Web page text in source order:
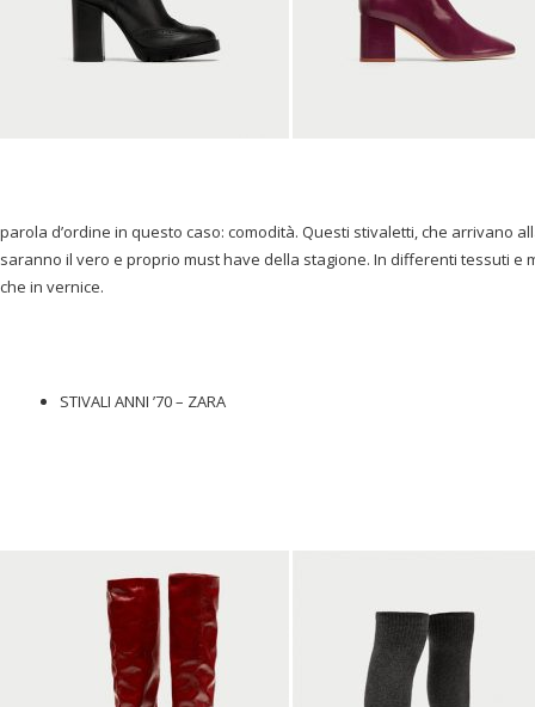
parola d’ordine in questo caso: comodità. Questi stivaletti, che arrivano
saranno il vero e proprio must have della stagione. In differenti tessuti e
che in vernice.
STIVALI ANNI ’70 – ZARA